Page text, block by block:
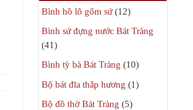
Bình hồ lô gốm sứ 1212
Bình sứ đựng nước Bát Tràng
4141
sản
phẩm
Bình tỳ bà Bát Tràng 1010
phẩm
Bộ bát đĩa thắp hương 11
Bộ đồ thờ Bát Tràng 55